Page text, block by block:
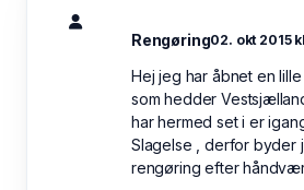
Rengøring02. okt 2015
Hej jeg har åbnet en
som hedder
har hermed set i er
Slagelse , derfor byder
rengøring efter